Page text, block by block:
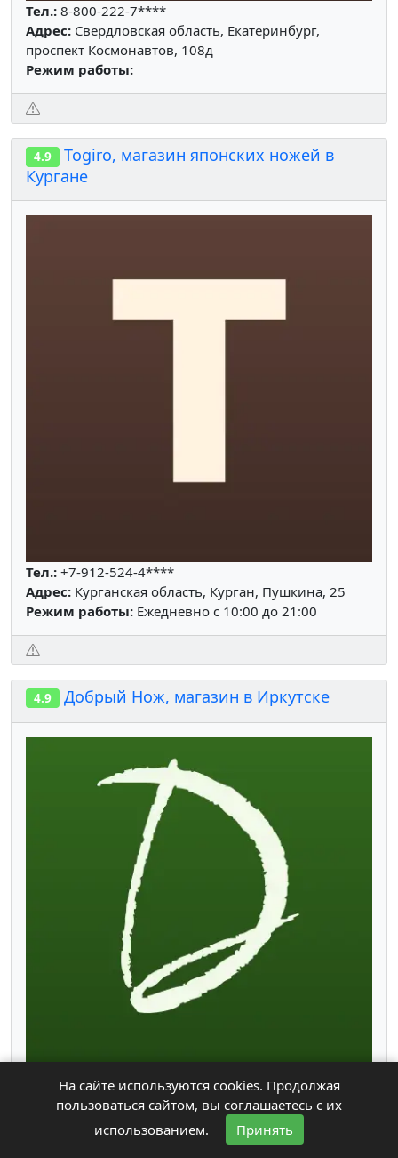
Тел.: 8-800-222-7****
Адрес: Свердловская область, Екатеринбург,
проспект Космонавтов, 108д
Режим работы:
4.9
Togiro, магазин японских ножей в
Кургане
Тел.: +7-912-524-4****
Адрес: Курганская область, Курган, Пушкина, 25
Режим работы: Ежедневно с 10:00 до 21:00
4.9 Добрый Нож, магазин в Иркутске
+7-914-879-2****
Адрес:Иркутская область, Иркутск, Байкальская,
На сайте используются cookies. Продолжая
пользоваться сайтом, вы соглашаетесь с их
использованием.
Принять